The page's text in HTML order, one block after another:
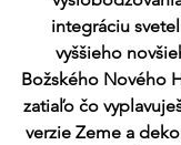
integráciu
vyššieho
Božského Nového
zatiaľo čo
verzie Zeme a